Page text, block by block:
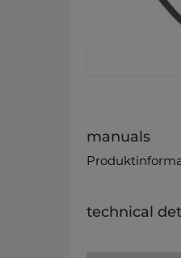
manuals
technical